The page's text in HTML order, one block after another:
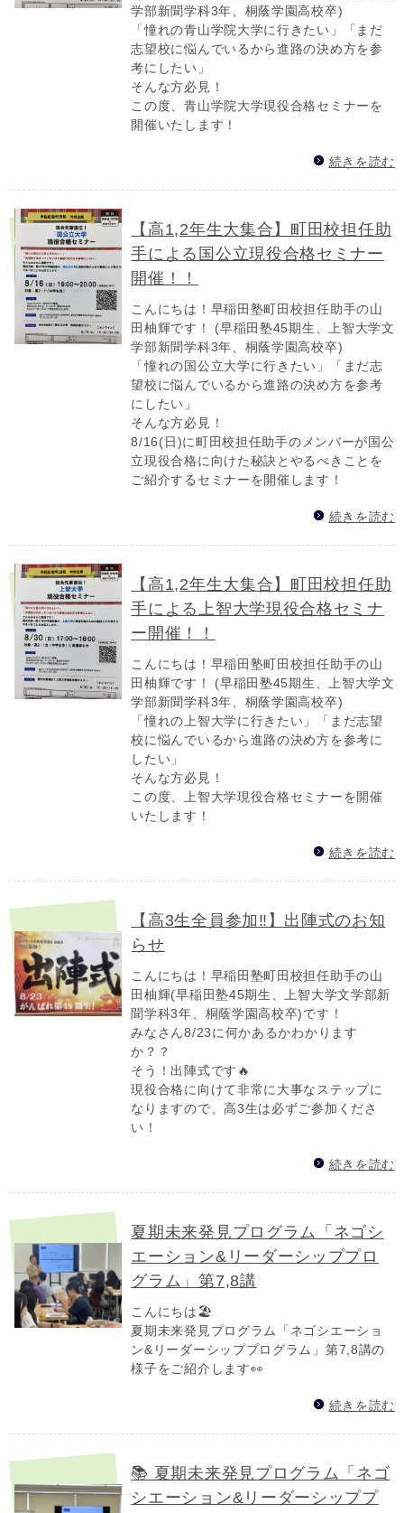
学部新聞学科3年、桐蔭学園高校卒)
「憧れの青山学院大学に行きたい」「まだ
志望校に悩んでいるから進路の決め方を参
考にしたい」
そんな方必見！
この度、青山学院大学現役合格セミナーを
開催いたします！
続きを読む
【高1,2年生大集合】町田校担任助
手による国公立現役合格セミナー
開催！！
こんにちは！早稲田塾町田校担任助手の山
田柚輝です！ (早稲田塾45期生、上智大学文
学部新聞学科3年、桐蔭学園高校卒)
「憧れの国公立大学に行きたい」「まだ志
望校に悩んでいるから進路の決め方を参考
にしたい」
そんな方必見！
8/16(日)に町田校担任助手のメンバーが国公
立現役合格に向けた秘訣とやるべきことを
ご紹介するセミナーを開催します！
続きを読む
【高1,2年生大集合】町田校担任助
手による上智大学現役合格セミナ
ー開催！！
こんにちは！早稲田塾町田校担任助手の山
田柚輝です！ (早稲田塾45期生、上智大学文
学部新聞学科3年、桐蔭学園高校卒)
「憧れの上智大学に行きたい」「まだ志望
校に悩んでいるから進路の決め方を参考に
したい」
そんな方必見！
この度、上智大学現役合格セミナーを開催
いたします！
続きを読む
【高3生全員参加‼】出陣式のお知
らせ
こんにちは！早稲田塾町田校担任助手の山
田柚輝(早稲田塾45期生、上智大学文学部新
聞学科3年、桐蔭学園高校卒)です！
みなさん8/23に何かあるかわかります
か？？
そう！出陣式です🔥
現役合格に向けて非常に大事なステップに
なりますので、高3生は必ずご参加くださ
い！
続きを読む
夏期未来発見プログラム「ネゴシ
エーション&リーダーシッププロ
グラム」第7,8講
こんにちは🏖️
夏期未来発見プログラム「ネゴシエーショ
ン&リーダーシッププログラム」第7,8講の
様子をご紹介します👀
続きを読む
📚 夏期未来発見プログラム「ネゴ
シエーション&リーダーシッププ